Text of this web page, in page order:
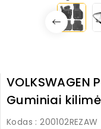
VOLKSWAGEN
Guminiai
Kodas : 200102REZAW